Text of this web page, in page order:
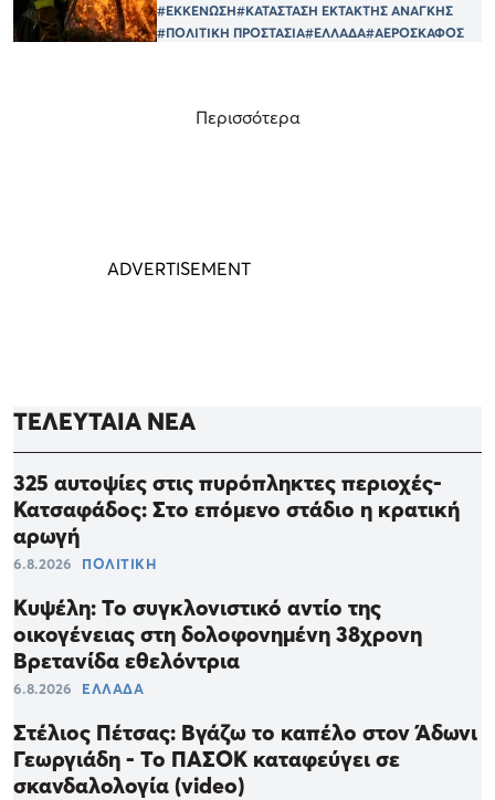
#ΕΚΚΕΝΩΣΗ#ΚΑΤΑΣΤΑΣΗ ΕΚΤΑΚΤΗΣ ΑΝΑΓΚΗΣ
#ΠΟΛΙΤΙΚΗ ΠΡΟΣΤΑΣΙΑ#ΕΛΛΑΔΑ#ΑΕΡΟΣΚΑΦΟΣ
Περισσότερα
ΤΕΛΕΥΤΑΙΑ ΝΕΑ
325 αυτοψίες στις πυρόπληκτες περιοχές-
Κατσαφάδος: Στο επόμενο στάδιο η κρατική
αρωγή
6.8.2026 ΠΟΛΙΤΙΚΗ
Κυψέλη: Το συγκλονιστικό αντίο της
οικογένειας στη δολοφονημένη 38χρονη
Βρετανίδα εθελόντρια
6.8.2026 ΕΛΛΑΔΑ
Στέλιος Πέτσας: Βγάζω το καπέλο στον Άδωνι
Γεωργιάδη - Το ΠΑΣΟΚ καταφεύγει σε
σκανδαλολογία (video)